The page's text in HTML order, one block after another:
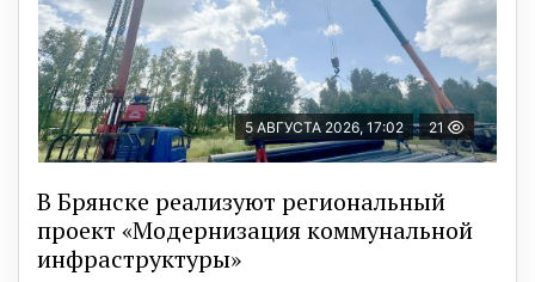
5 АВГУСТА 2026, 17:02 21
В Брянске реализуют региональный
проект «Модернизация коммунальной
инфраструктуры»